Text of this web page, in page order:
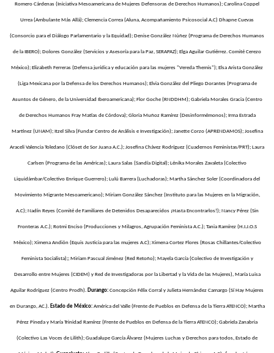
Romero Cárdenas (Iniciativa Mesoamericana de Mujeres Defensoras de Derechos Humanos); Carolina Coppel
Urrea (Ambulante Más Allá); Clemencia Correa (Aluna, Acompañamiento Psicosocial A.C) Dhapne Cuevas
(Consorcio para el Diálogo Parlamentario y la Equidad); Denise González Núñez (Programa de Derechos Humanos
de la IBERO); Dolores González (Servicios y Asesoría para la Paz, SERAPAZ); Elga Aguilar Gutiérrez. Comité Cerezo
México); Elizabeth Ferreras (Defensa jurídica y educación para las mujeres "Vereda Themis"); Elsa Arista González
(Liga Mexicana por la Defensa de los Derechos Humanos); Elvia González del Pliego Dorantes (Programa de
Asuntos de Género, de la Universidad Iberoamericana); Flor Goche (RNDDHM); Gabriela Morales Gracia (Centro
de Derechos Humanos Fray Matías de Córdova); Gloria Muñoz Ramírez (Desinformémonos); Irma Estrada
Martínez (UNAM); Itzel Silva (Fundar Centro de Análisis e Investigación); Janette Corzo (APRENDAMOS); Josefina
Araceli Valencia Toledano (Clóset de Sor Juana A.C.); Josefina Chávez Rodríguez (Cuadernos Feministas/PRT); Laura
Carlsen (Programa de las Américas); Laura Salas (Sandía Digital); Lénika Morales Zavaleta (Colectivo
Liquidámbar/Colectivo Enrique Guerrero); Lulú Barrera (Luchadoras); Martha Sánchez Soler (Coordinadora del
Movimiento Migrante Mesoamericano); Miriam González Sánchez (Instituto para las Mujeres en la Migración,
A.C); Nadín Reyes (Comité de Familiares de Detenidos Desaparecidos ¡Hasta Encontrarlos!); Nancy Pérez (Sin
Fronteras A.C.); Rotmi Enciso (Producciones y Milagros, Agrupación Feminista A.C.); Tania Ramírez (H.I.J.O.S
México); Ximena Andión (Equis Justicia para las mujeres A.C); Ximena Cortez Flores (Rosas Chillantes/Colectivo
Feminista Socialista);; Miriam Pascual Jiménez (Red Retoño); Mayela García (Colectivo de Investigación y
Desarrollo entre Mujeres (CIDEM) y Red de Investigadoras por la Libertad y la Vida de las Mujeres), María Luisa
Aguilar Rodríguez (Centro Prodh). Durango: Concepción Félix Corral y Julieta Hernández Camargo (Sí Hay Mujeres
en Durango, AC.). Estado de México:América del Valle (Frente de Pueblos en Defensa de la Tierra ATENCO); Martha
Pérez Pineda y María Trinidad Ramírez (Frente de Pueblos en Defensa de la Tierra ATENCO); Gabriela Zanabria
(Colectivo Las Voces de Lilith); Guadalupe García Álvarez (Mujeres Luchas y Derechos para todos, Estado de